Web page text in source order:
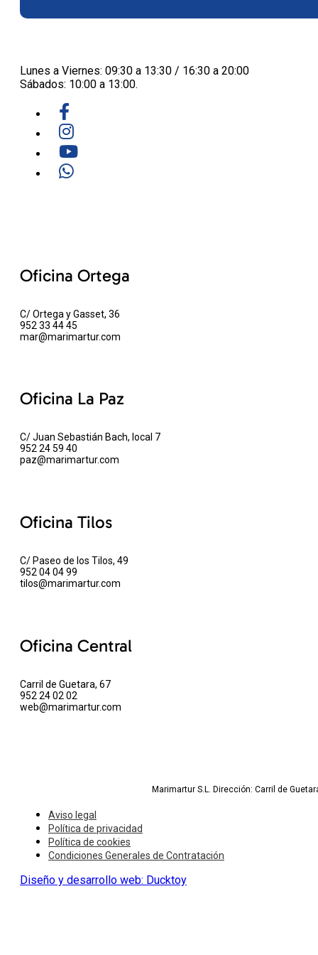
Lunes a Viernes: 09:30 a 13:30 / 16:30 a 20:00
Sábados: 10:00 a 13:00.
Oficina Ortega
C/ Ortega y Gasset, 36
952 33 44 45
mar@marimartur.com
Oficina La Paz
C/ Juan Sebastián Bach, local 7
952 24 59 40
paz@marimartur.com
Oficina Tilos
C/ Paseo de los Tilos, 49
952 04 04 99
tilos@marimartur.com
Oficina Central
Carril de Guetara, 67
952 24 02 02
web@marimartur.com
Marimartur S.L. Dirección: Carril de
Aviso legal
Política de privacidad
Política de cookies
Condiciones Generales de Contratación
Diseño y desarrollo web: Ducktoy